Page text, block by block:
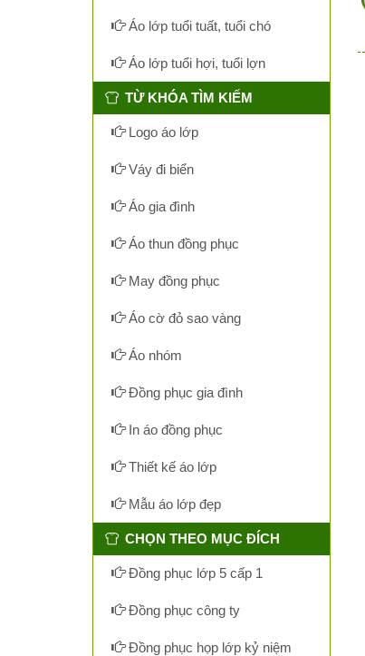
Áo lớp tuổi tuất, tuổi chó
Áo lớp tuổi hợi, tuổi lợn
TỪ KHÓA TÌM KIẾM
Logo áo lớp
Váy đi biển
Áo gia đình
Áo thun đồng phục
May đồng phục
Áo cờ đỏ sao vàng
Áo nhóm
Đồng phục gia đình
In áo đồng phục
Thiết kế áo lớp
Mẫu áo lớp đẹp
CHỌN THEO MỤC ĐÍCH
Đồng phục lớp 5 cấp 1
Đồng phục công ty
Đồng phục họp lớp kỷ niệm